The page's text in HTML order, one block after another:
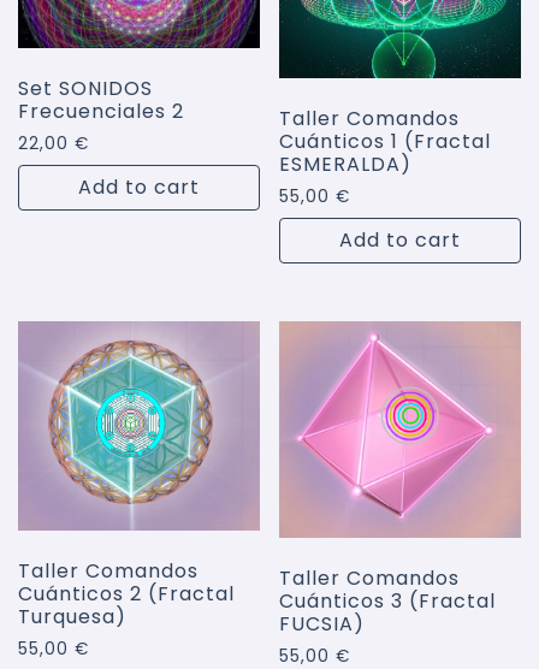
Set SONIDOS
Frecuenciales 2
22,00 €
Add to cart
Taller Comandos
Cuánticos 1 (Fractal
ESMERALDA)
55,00€
Add to cart
Taller Comandos
Cuánticos 2 (Fractal
Turquesa)
55,00 €
Taller Comandos
Cuánticos 3 (Fractal
FUCSIA)
55,00€